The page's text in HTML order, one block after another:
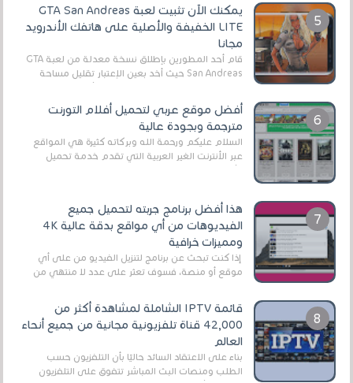
يمكنك الآن تثبيت لعبة GTA San Andreas
LITE الخفيفة والأصلية على هاتفك الأندرويد
مجانا
قام أحد المطورين بإطلاق نسخة معدلة من لعبة GTA
San Andreas حيث أخد بعين الإعتبار تقليل مساحة
أفضل موقع عربي لتحميل أفلام التورنت
مترجمة وبجودة عالية
السلام عليكم ورحمة الله وبركاته كثيرة هي المواقع
عبر الأنترنت الغير العربية التي تقدم خدمة تحميل
هذا أفضل برنامج جربته لتحميل جميع
الفيديوهات من أي مواقع بدقة عالية 4K
ومميزات خرافية
إذا كنت تبحث عن برنامج لتنزيل الفيديو من على أي
موقع أو منصة، فسوف تعثر على عدد لا منتهي من
قائمة IPTV الشاملة لمشاهدة أكثر من
42,000 قناة تلفزيونية مجانية من جميع أنحاء
العالم
بناءً على الاعتقاد السائد حاليًا بأن التلفزيون حسب
الطلب ومنصات البث المباشر تتفوق على التلفزيون